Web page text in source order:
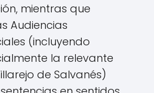
mientras que
Audiencias
(incluyendo
la relevante
de Salvanés)